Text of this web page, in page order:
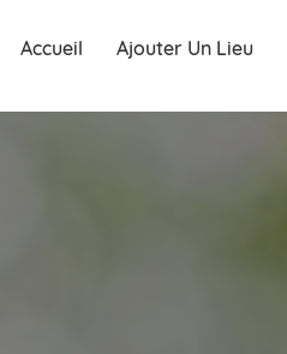
Accueil Ajouter Un Lieu